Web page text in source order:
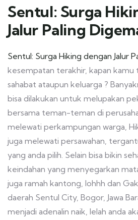
Sentul: Surga
Jalur Paling
Sentul: Surga Hiking dengan Jalur
kesempatan terakhir, kapan kamu
sahabat ataupun keluarga ?
bisa dilakukan untuk melupakan
bersama teman-teman di
melewati perkampungan warga,
juga melewati persawahan,
yang anda pilih. Selain bisa bikin
keindahan yang menyegarkan
juga ramah kantong, lohhh dan
daerah Sentul City, Bogor, Jawa
menjadi adenalin naik, lelah anda